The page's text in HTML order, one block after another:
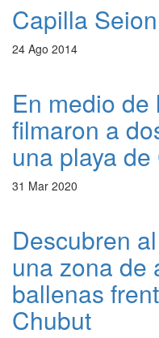
Capilla
24 Ago 2014
En medio
filmaron a
una playa
31 Mar 2020
Descubren
una zona de
ballenas
Chubut